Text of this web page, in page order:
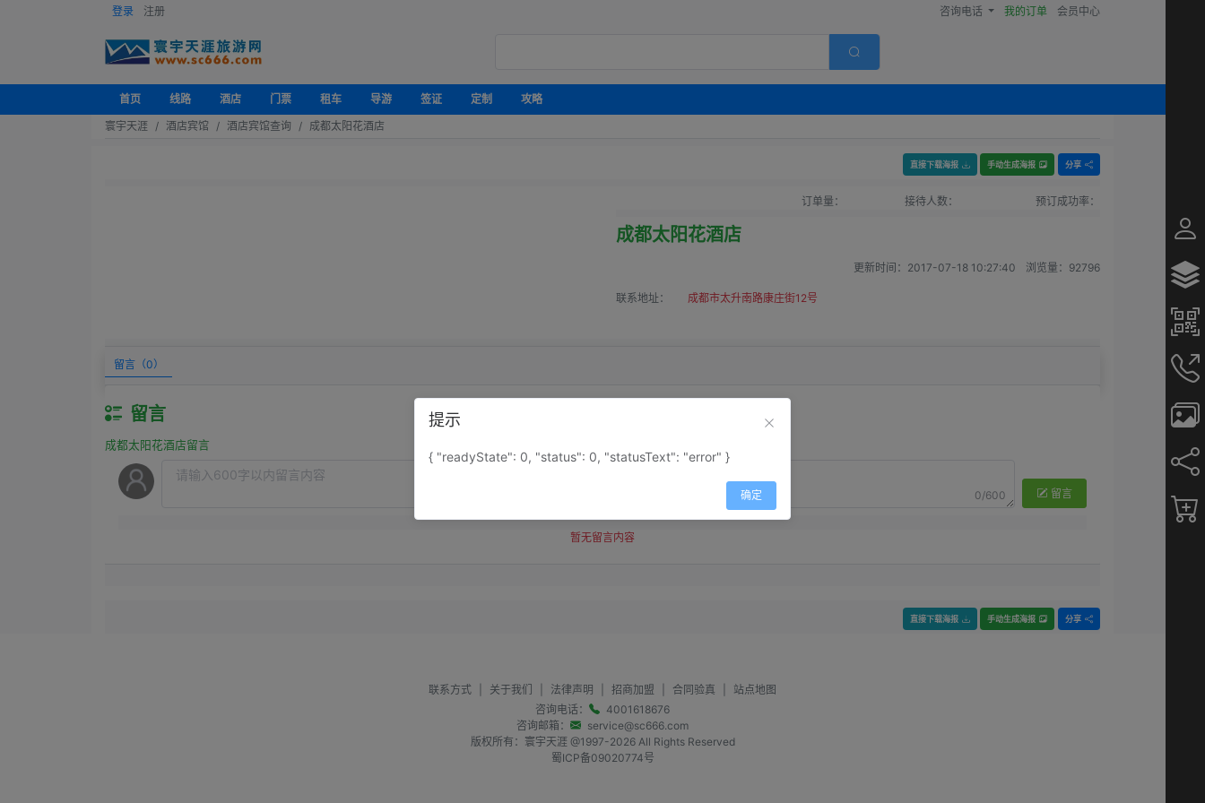
登录 注册 咨询电话 我的订单 会员中心
首页 线路 酒店 门票 租车 导游 签证 定制
攻略
寰宇天涯
酒店宾馆 酒店宾馆查询 成都太阳花酒店
直接下载海报 手动生成海报 分享
订单量： 接待人数： 预订成功率：
成都太阳花酒店
更新时间： 2017-07-18 10:27:40 浏览量： 92796
联系地址： 成都市太升南路康庄街12号
留言（0）
留言
成都太阳花酒店留言
0/600 留言
暂无留言内容
直接下载海报 手动生成海报 分享
联系方式 关于我们 法律声明 招商加盟 合同验真
站点地图
咨询电话：
4001618676
咨询邮箱：
service@sc666.com
版权所有：寰宇天涯 @1997-2026All Rights Reserved
蜀ICP备09020774号
提示
{ "readyState": 0, "status": 0, "statusText": "error" }
确定